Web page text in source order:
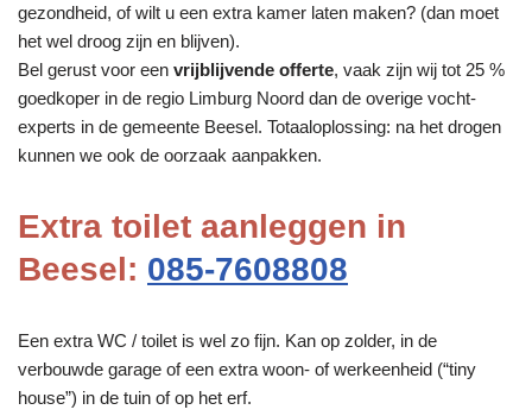
gezondheid, of wilt u een extra kamer laten maken? (dan moet
het wel droog zijn en blijven).
Bel gerust voor een vrijblijvende offerte, vaak zijn wij tot 25 %
goedkoper in de regio Limburg Noord dan de overige vocht-
experts in de gemeente Beesel. Totaaloplossing: na het drogen
kunnen we ook de oorzaak aanpakken.
Extra toilet aanleggen in
Beesel: 085-7608808
Een extra WC / toilet is wel zo fijn. Kan op zolder, in de
verbouwde garage of een extra woon- of werkeenheid (“tiny
house”) in de tuin of op het erf.